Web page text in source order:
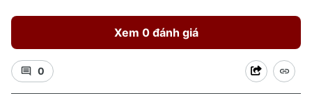
Xem 0 đánh giá
0